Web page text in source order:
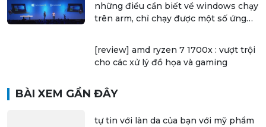
những điều cần biết về windows chạy
trên arm, chỉ chạy được một số ứng
[review] amd ryzen 7 1700x : vượt trội
cho các xử lý đồ họa và gaming
BÀI XEM GẦN ĐÂY
tự tin với làn da của bạn với mỹ phẩm